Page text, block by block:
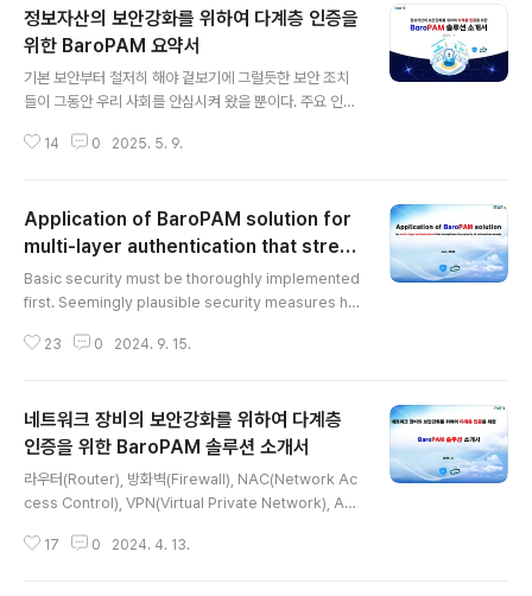
정보자산의 보안강화를 위하여 다계층 인증을
위한 BaroPAM 요약서
기본 보안부터 철저히 해야 겉보기에 그럴듯한 보안 조치
들이 그동안 우리 사회를 안심시켜 왔을 뿐이다. 주요 인프
원칙 등 기본적인 수준의 보안을 지키지 않아서 발생한 것
단" 할 수 있다고 한다. 보안 강화하기 위하여 다계층 인증
체계(Multi-layer authentication system)를 지원하
(OS), 두번째로 관리자 계정이나 관리 콘솔, 세번째로 일반
사용자 계정이다. 랜섬웨어를 포함한 침해 사고의 80~9
0%가 원격 접속과 관련된 문제다.(KISA, ..
14 0 2025. 5. 9.
Application of BaroPAM solution for
multi-layer authentication that stren
gthens the security of information a
ssets
Basic security must be thoroughly implemented
first. Seemingly plausible security measures ha
ars that 85% of major infrastructure attacks occ
ditional authentication), and the principle of leas
t privilege. (2024 IBM Report) According to Micr
osoft research..
23 0 2024. 9. 15.
네트워크 장비의 보안강화를 위하여 다계층
인증을 위한 BaroPAM 솔루션 소개서
라우터(Router), 방화벽(Firewall), NAC(Network Ac
cess Control), VPN(Virtual Private Network), AP,
or Authentication, MFA)"이 필요한 주된 이유는 보안
17 0 2024. 4. 13.